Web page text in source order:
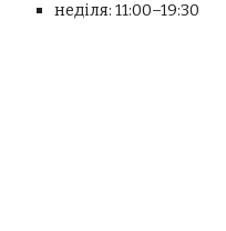
неділя:11:00–19:30